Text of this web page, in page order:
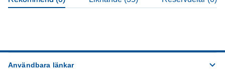
Användbara länkar